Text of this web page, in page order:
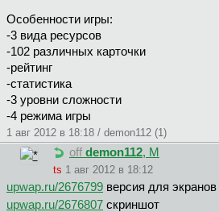
Особенности игры:
-3 вида ресурсов
-102 различных карточки
-рейтинг
-статистика
-3 уровни сложности
-4 режима игры
1 авг 2012 в 18:18 / demon112 (1)
off demon112, М
ts 1 авг 2012 в 18:12
upwap.ru/2676799 версия для
upwap.ru/2676807 скриншот